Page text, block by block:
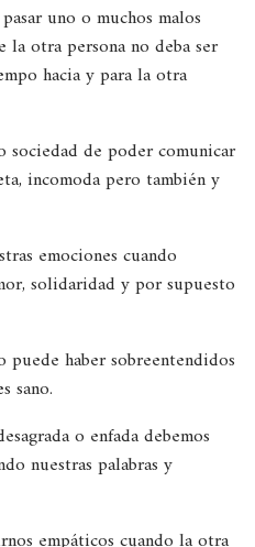
uno o muchos malos
la otra persona no deba ser
hacia y para la otra
sociedad de poder comunicar
incomoda pero también y
emociones cuando
solidaridad y por supuesto
puede haber sobreentendidos
sano.
o enfada debemos
nuestras palabras y